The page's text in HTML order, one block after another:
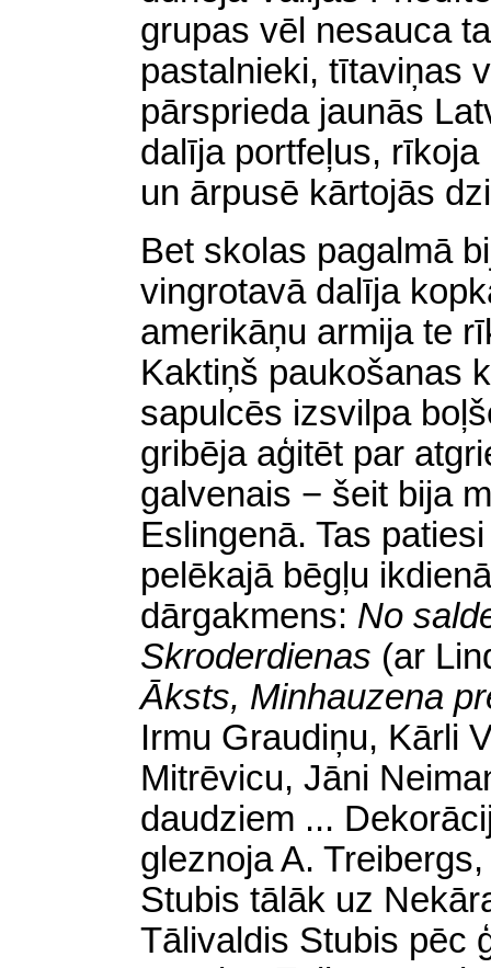
grupas vēl nesauca
pastalnieki, tītaviņas
pārsprieda jaunās
dalīja portfeļus,
un ārpusē kārtojās
Bet skolas pagalmā
vingrotavā dalīja
amerikāņu armija te
Kaktiņš paukošanas
sapulcēs izsvilpa
gribēja aģitēt par
galvenais − šeit bija
Eslingenā. Tas
pelēkajā bēgļu
dārgakmens: No
Skroderdienas (ar
Āksts, Minhauzena
Irmu Graudiņu, Kārli
Mitrēvicu, Jāni
daudziem ...
gleznoja A.
Stubis tālāk uz
Tālivaldis Stubis pēc